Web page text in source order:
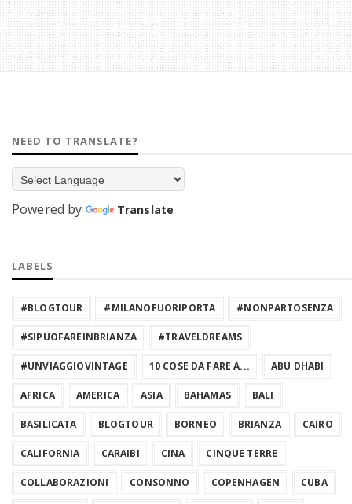
NEED TO TRANSLATE?
Powered by Translate
LABELS
#BLOGTOUR #MILANOFUORIPORTA #NONPARTOSENZA
#SIPUOFAREINBRIANZA #TRAVELDREAMS
#UNVIAGGIOVINTAGE 10 COSE DA FARE A... ABU DHABI
AFRICA AMERICA ASIA BAHAMAS BALI
BASILICATA BLOGTOUR BORNEO BRIANZA CAIRO
CALIFORNIA CARAIBI CINA CINQUE TERRE
COLLABORAZIONI CONSONNO COPENHAGEN CUBA